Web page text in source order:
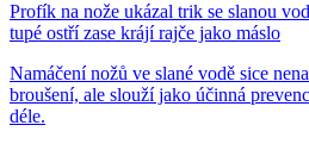
Profík na nože ukázal trik se slanou
tupé ostří zase krájí rajče jako máslo
Namáčení nožů ve slané vodě sice
broušení, ale slouží jako účinná
déle.